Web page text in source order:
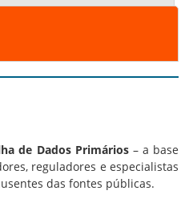
de Dados Primários– a base
reguladores e especialistas
das fontes públicas.